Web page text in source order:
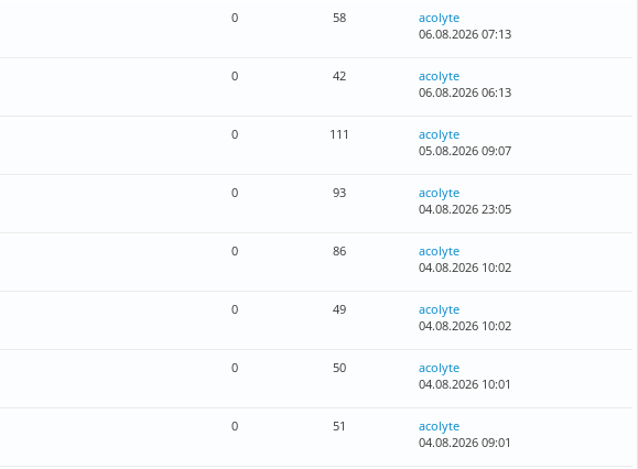
0 58
acolyte
06.08.2026 07:13
0 42
acolyte
06.08.2026 06:13
0 111
acolyte
05.08.2026 09:07
0 93
acolyte
04.08.2026 23:05
0 86
acolyte
04.08.2026 10:02
0 49
acolyte
04.08.2026 10:02
0 50
acolyte
04.08.2026 10:01
0 51
acolyte
04.08.2026 09:01